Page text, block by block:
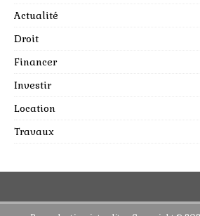
Actualité
Droit
Financer
Investir
Location
Travaux